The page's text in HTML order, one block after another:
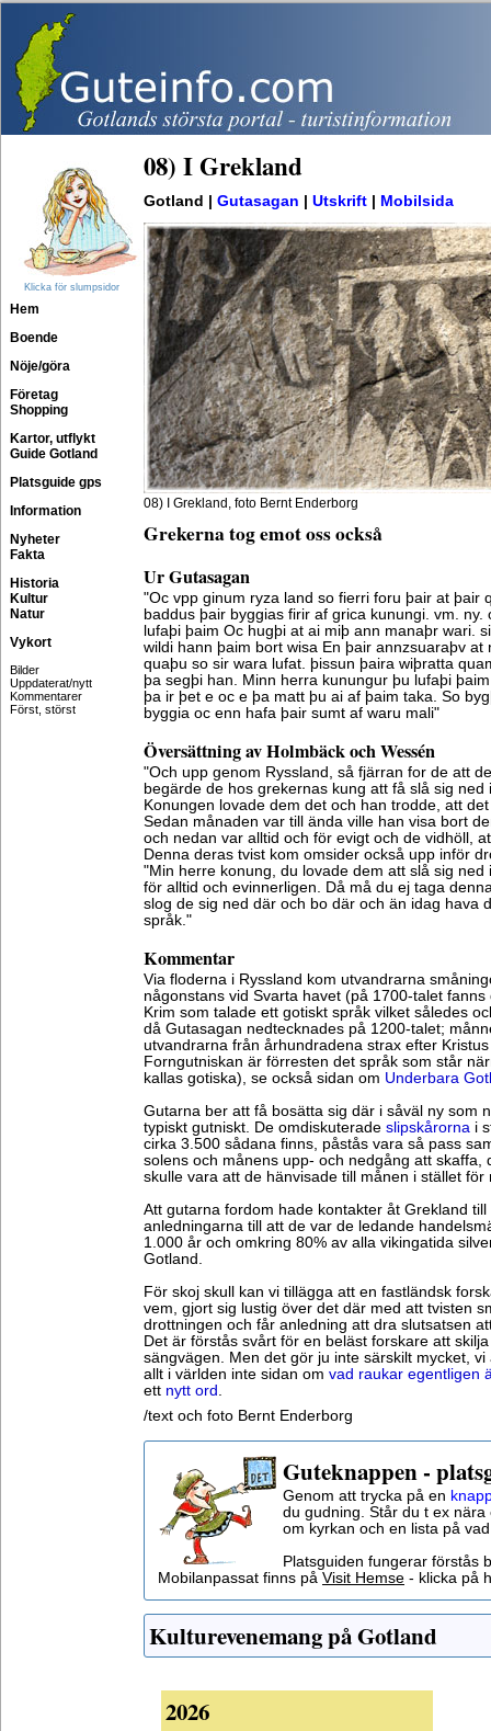
Klicka för slumpsidor
Hem
Boende
Nöje/göra
Företag
Shopping
Kartor, utflykt
Guide Gotland
Platsguide gps
Information
Nyheter
Fakta
Historia
Kultur
Natur
Vykort
Bilder
Uppdaterat/nytt
Kommentarer
Först, störst
08) I Grekland
Gotland | Gutasagan Utskrift Mobilsida
08) I Grekland, foto Bernt Enderborg
Grekerna tog emot oss också
Ur Gutasagan
"Oc vpp ginum ryza land so fierri foru þair at þair
baddus þair byggias firir af grica kunungi. vm.
lufaþi þaim Oc hugþi at ai miþ ann manaþr wari.
wildi hann þaim bort wisa En þair annzsuaraþv at
quaþu so sir wara lufat. þissun þaira wiþratta
þa segþi han. Minn herra kunungur þu lufaþi
þa ir þet e oc e þa matt þu ai af þaim taka. So
byggia oc enn hafa þair sumt af waru mali"
Översättning av Holmbäck och Wessén
"Och upp genom Ryssland, så fjärran for de att
begärde de hos grekernas kung att få slå sig ned
Konungen lovade dem det och han trodde, att
Sedan månaden var till ända ville han visa bort
och nedan var alltid och för evigt och de vidhöll,
Denna deras tvist kom omsider också upp inför
"Min herre konung, du lovade dem att slå sig
för alltid och evinnerligen. Då må du ej taga
slog de sig ned där och bo där och än idag hava
språk."
Kommentar
Via floderna i Ryssland kom utvandrarna
någonstans vid Svarta havet (på 1700-talet
Krim som talade ett gotiskt språk vilket således
då Gutasagan nedtecknades på 1200-talet;
utvandrarna från århundradena strax efter
Forngutniskan är förresten det språk som står
kallas gotiska), se också sidan om Underbara
Gutarna ber att få bosätta sig där i såväl ny som
typiskt gutniskt. De omdiskuterade slipskårorna i
cirka 3.500 sådana finns, påstås vara så pass
solens och månens upp- och nedgång att skaffa,
skulle vara att de hänvisade till månen i stället för
Att gutarna fordom hade kontakter åt Grekland
anledningarna till att de var de ledande
1.000 år och omkring 80% av alla vikingatida
Gotland.
För skoj skull kan vi tillägga att en fastländsk
vem, gjort sig lustig över det där med att tvisten
drottningen och får anledning att dra slutsatsen
Det är förstås svårt för en beläst forskare att
sängvägen. Men det gör ju inte särskilt mycket,
allt i världen inte sidan om vad raukar egentligen
ett nytt ord .
/text och foto Bernt Enderborg
Guteknappen -
Genom att trycka på en
du gudning. Står du t ex
om kyrkan och en lista på
Platsguiden fungerar förstås
Mobilanpassat finns på Visit Hemse - klicka på
Kulturevenemang på Gotland
2026